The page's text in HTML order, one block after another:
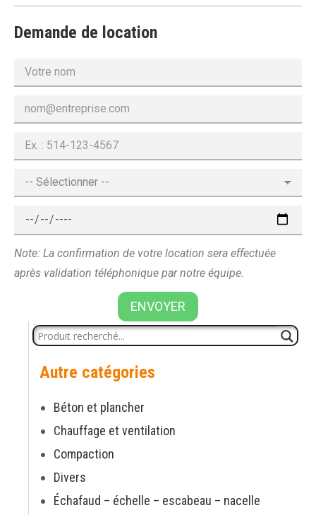
Demande de location
Note: La confirmation de votre location sera effectuée
après validation téléphonique par notre équipe.
ENVOYER
Autre catégories
Béton et plancher
Chauffage et ventilation
Compaction
Divers
Échafaud – échelle – escabeau – nacelle